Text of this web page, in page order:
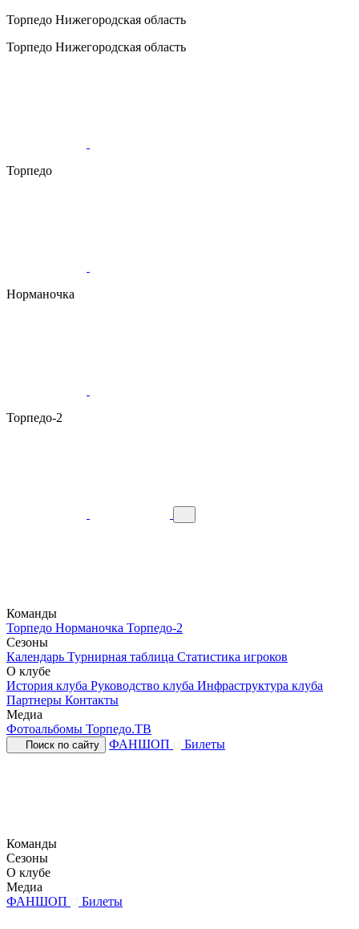
Торпедо Нижегородская область
Торпедо Нижегородская область
Торпедо
Норманочка
Торпедо-2
Команды
Торпедо Норманочка Торпедо-2
Сезоны
Календарь Турнирная таблица Статистика игроков
О клубе
История клуба Руководство клуба Инфраструктура клуба
Партнеры Контакты
Медиа
Фотоальбомы Торпедо.ТВ
Поиск по сайту ФАНШОП Билеты
Команды
Сезоны
О клубе
Медиа
ФАНШОП
Билеты